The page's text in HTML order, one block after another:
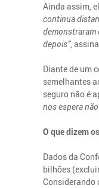
Ainda assim,
continua
demonstraram
depois”,
Diante de um
semelhantes
seguro não é
nos espera
O que dizem
Dados da
bilhões
Considerando